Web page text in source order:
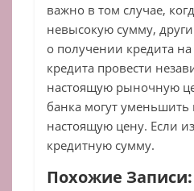
важно в том случае,
невысокую сумму,
о получении кредита
кредита провести
настоящую рыночную
банка могут уменьшить
настоящую цену. Если
кредитную сумму.
Похожие Записи: